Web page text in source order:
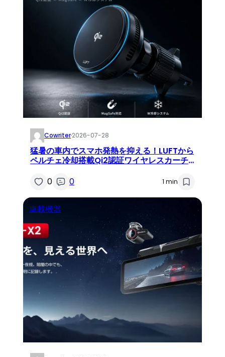
Cowriter·2026-07-28
猛暑の車内でスマホ発熱を抑える！LUFTから
ペルチェ冷却搭載Qi2認証ワイヤレスカーチ
0
0 1 min
車載機器